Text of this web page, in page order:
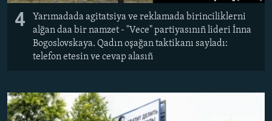
4
Yarımadada agitatsiya ve reklamada birinciliklerni
alğan daa bir namzet - "Vece" partiyasınıñ lideri İnna
Bogoslovskaya. Qadın oşağan taktikanı sayladı:
telefon etesin ve cevap alasıñ